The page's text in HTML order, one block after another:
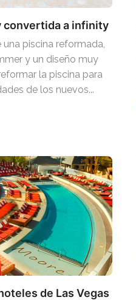
convertida a infinity
una piscina reformada,
y un diseño muy
la piscina para
de los nuevos...
de Las Vegas